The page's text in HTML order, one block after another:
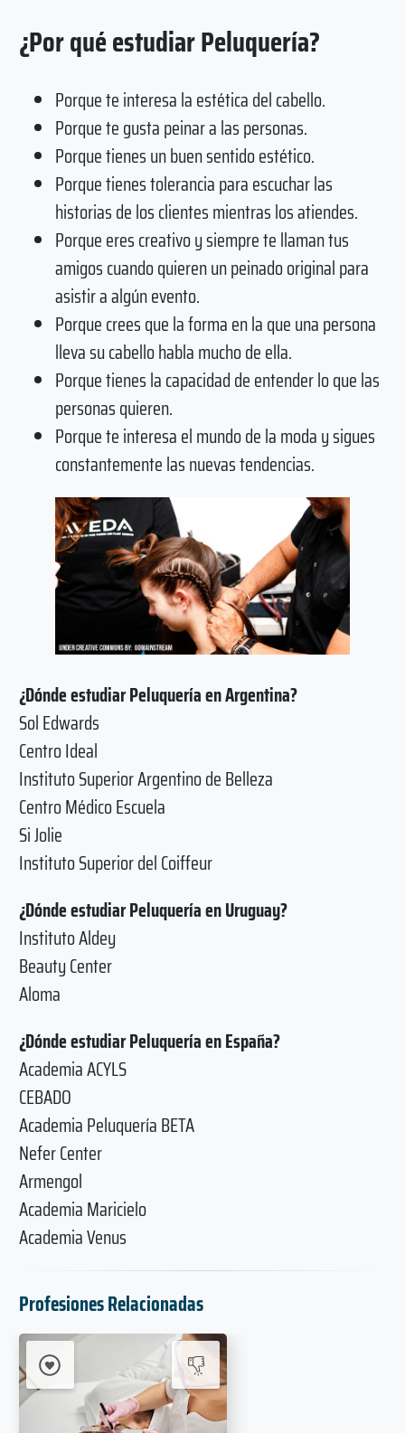
¿Por qué estudiar Peluquería?
Porque te interesa la estética del cabello.
Porque te gusta peinar a las personas.
Porque tienes un buen sentido estético.
Porque tienes tolerancia para escuchar las
historias de los clientes mientras los atiendes.
Porque eres creativo y siempre te llaman tus
amigos cuando quieren un peinado original para
asistir a algún evento.
Porque crees que la forma en la que una persona
lleva su cabello habla mucho de ella.
Porque tienes la capacidad de entender lo que las
personas quieren.
Porque te interesa el mundo de la moda y sigues
constantemente las nuevas tendencias.
¿Dónde estudiar Peluquería en Argentina?
Sol Edwards
Centro Ideal
Instituto Superior Argentino de Belleza
Centro Médico Escuela
Si Jolie
Instituto Superior del Coiffeur
¿Dónde estudiar Peluquería en Uruguay?
Instituto Aldey
Beauty Center
Aloma
¿Dónde estudiar Peluquería en España?
Academia ACYLS
CEBADO
Academia Peluquería BETA
Nefer Center
Armengol
Academia Maricielo
Academia Venus
Profesiones Relacionadas